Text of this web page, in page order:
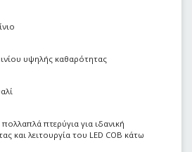
υψηλής καθαρότητας
πτερύγια για ιδανική
και λειτουργία του LED COB κάτω